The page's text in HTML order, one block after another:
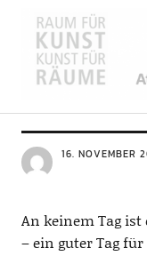
Atelier
ALLGEMEIN
16. NOVEMBER
An keinem Tag
– ein guter Tag